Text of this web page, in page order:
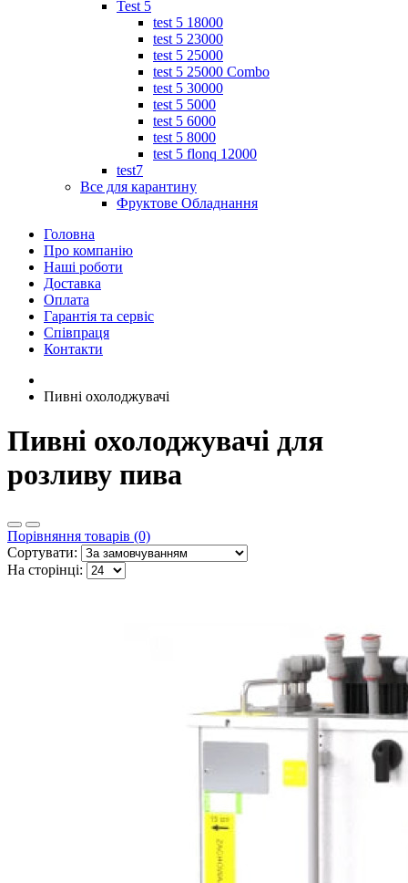
Test 5
test 5 18000
test 5 23000
test 5 25000
test 5 25000 Combo
test 5 30000
test 5 5000
test 5 6000
test 5 8000
test 5 flonq 12000
test7
Все для карантину
Фруктове Обладнання
Головна
Про компанію
Наші роботи
Доставка
Оплата
Гарантія та сервіс
Співпраця
Контакти
Пивні охолоджувачі
Пивні охолоджувачі для
розливу пива
Порівняння товарів (0)
Сортувати:
На сторінці: